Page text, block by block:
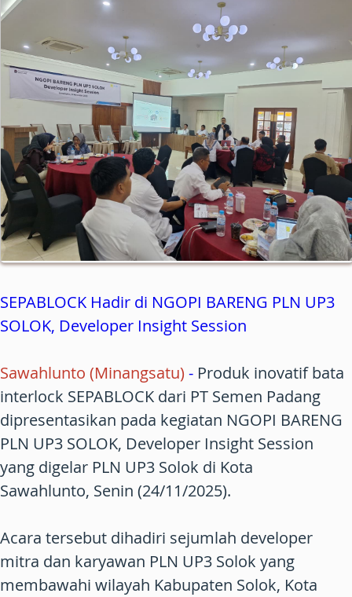
SEPABLOCK Hadir di NGOPI BARENG PLN UP3
SOLOK, Developer Insight Session
Sawahlunto (Minangsatu) - Produk inovatif bata
interlock SEPABLOCK dari PT Semen Padang
dipresentasikan pada kegiatan NGOPI BARENG
PLN UP3 SOLOK, Developer Insight Session
yang digelar PLN UP3 Solok di Kota
Sawahlunto, Senin (24/11/2025).
Acara tersebut dihadiri sejumlah developer
mitra dan karyawan PLN UP3 Solok yang
membawahi wilayah Kabupaten Solok, Kota